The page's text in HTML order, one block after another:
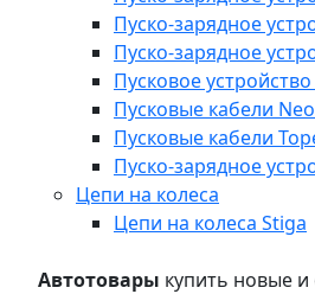
Пуско-зарядное
Пуско-зарядное
Пусковое
Пусковые кабели
Пусковые кабели
Пуско-зарядное
Цепи на колеса
Цепи на колеса Stiga
Автотовары купить новые